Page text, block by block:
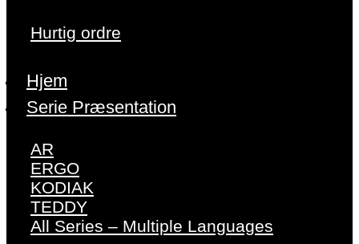
Hurtig ordre
Hjem
Serie Præsentation
AR
ERGO
KODIAK
TEDDY
All Series – Multiple Languages